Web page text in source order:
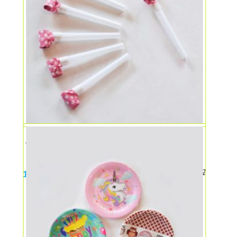
Accesorii party – Fluier
10,00